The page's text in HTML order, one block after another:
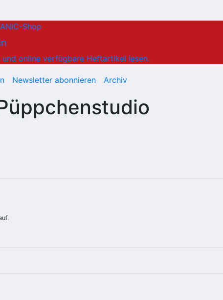
Shop
und online verfügbare Heftartikel lesen.
Newsletter abonnieren Archiv